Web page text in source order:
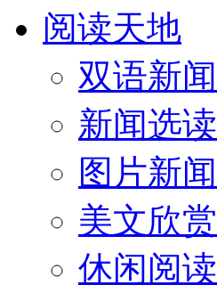
阅读天地
双语新闻
新闻选读
图片新闻
美文欣赏
休闲阅读